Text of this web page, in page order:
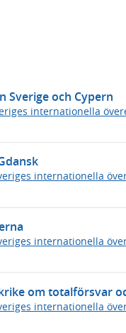
Sverige och Cypern
internationella
internationella
internationella
om totalförsvar
internationella